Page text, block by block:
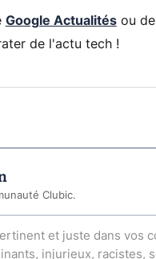
Google Actualitésou de
de l'actu tech !
Clubic.